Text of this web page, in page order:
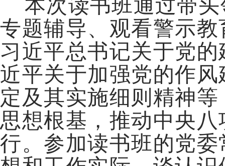
本次读书班通过带头
专题辅导、观看警示
习近平总书记关于党
近平关于加强党的作
定及其实施细则精神
思想根基，推动中央
行。参加读书班的党